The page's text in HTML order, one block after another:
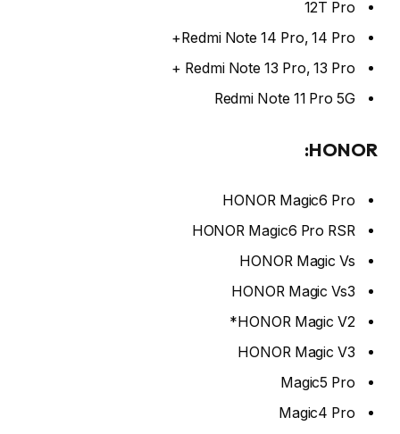
12T Pro
Redmi Note 14 Pro, 14 Pro+
Redmi Note 13 Pro, 13 Pro +
Redmi Note 11 Pro 5G
HONOR:
HONOR Magic6 Pro
HONOR Magic6 Pro RSR
HONOR Magic Vs
HONOR Magic Vs3
HONOR Magic V2*
HONOR Magic V3
Magic5 Pro
Magic4 Pro